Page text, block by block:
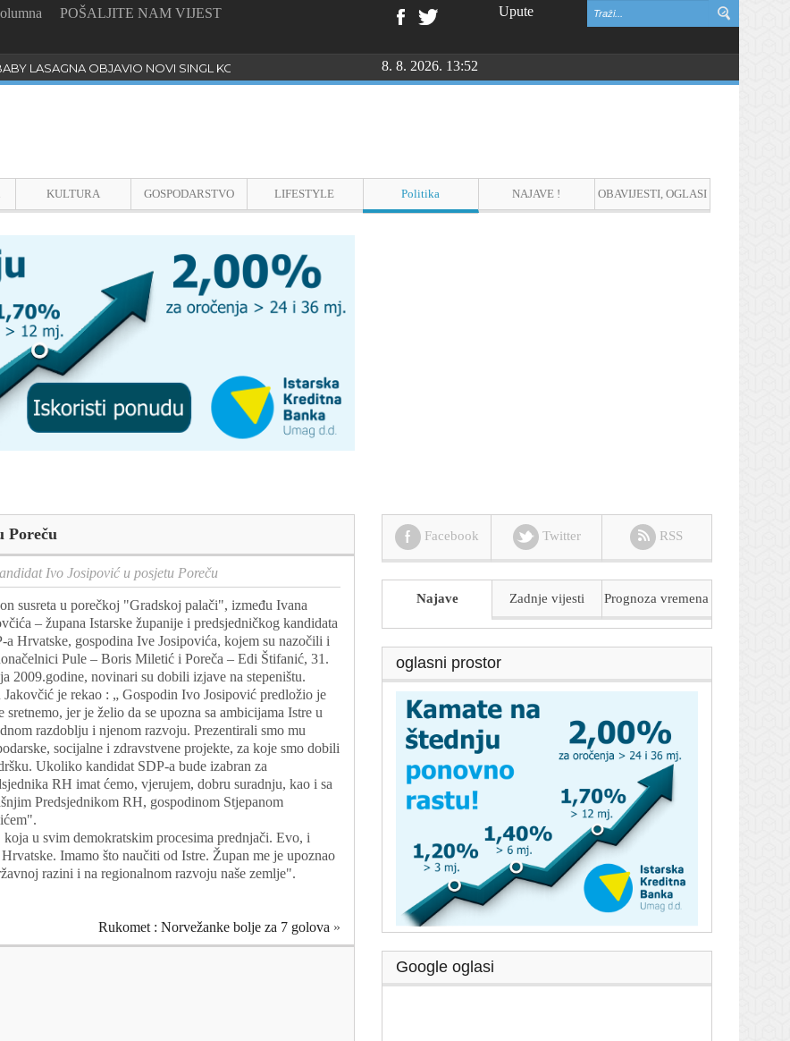
POŠALJITE NAM VIJEST
Upute
LASAGNA OBJAVIO NOVI SINGL KOJI PROGOVARA O BULLYINGU8. 8. 2026. 13:52
KULTURA GOSPODARSTVO LIFESTYLE Politika NAJAVE ! OBAVIJESTI, OGLASI
Poreču
Ivo Josipović u posjetu Poreču
susreta u porečkoj "Gradskoj palači", između Ivana
– župana Istarske županije i predsjedničkog kandidata
a Hrvatske, gospodina Ive Josipovića, kojem su nazočili i
Pule – Boris Miletić i Poreča – Edi Štifanić, 31.
2009.godine, novinari su dobili izjave na stepeništu.
Jakovčić je rekao : „ Gospodin Ivo Josipović predložio je
sretnemo, jer je želio da se upozna sa ambicijama Istre u
razdoblju i njenom razvoju. Prezentirali smo mu
socijalne i zdravstvene projekte, za koje smo dobili
Ukoliko kandidat SDP-a bude izabran za
RH imat ćemo, vjerujem, dobru suradnju, kao i sa
Predsjednikom RH, gospodinom Stjepanom
u svim demokratskim procesima prednjači. Evo, i
Imamo što naučiti od Istre. Župan me je upoznao
razini i na regionalnom razvoju naše zemlje".
Rukomet : Norvežanke bolje za 7 golova »
Facebook Twitter RSS
Najave Zadnje vijesti Prognoza vremena
oglasni prostor
Google oglasi